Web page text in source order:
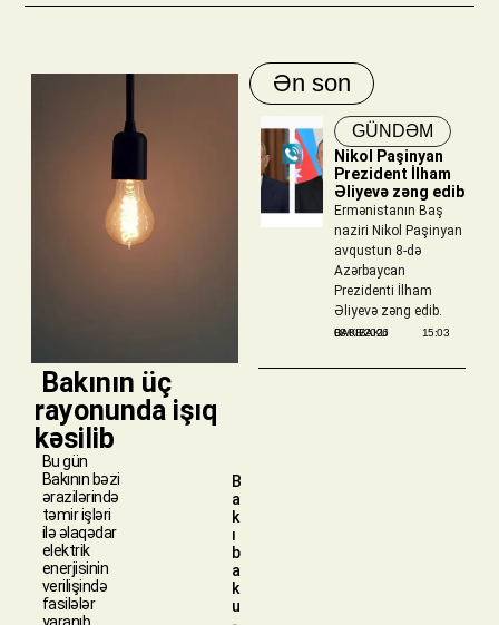
​ Bakının üç
rayonunda işıq
kəsilib
Bu gün
Bakının bəzi
ərazilərində
təmir işləri
ilə əlaqədar
elektrik
enerjisinin
verilişində
fasilələr
B
a
k
ı
b
a
k
u
Ən son
GÜNDƏM
Nikol Paşinyan
Prezident İlham
Əliyevə zəng edib
Ermənistanın Baş
naziri Nikol Paşinyan
avqustun 8-də
Azərbaycan
Prezidenti İlham
Əliyevə zəng edib.
BAKIBAKU
08/08/2026 15:03